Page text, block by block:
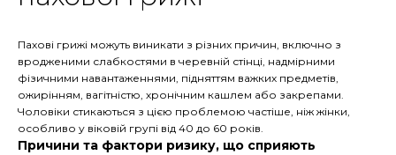
Пахові грижі можуть виникати з різних причин, включно з
вродженими слабкостями в черевній стінці, надмірними
фізичними навантаженнями, підняттям важких предметів,
ожирінням, вагітністю, хронічним кашлем або закрепами.
Чоловіки стикаються з цією проблемою частіше, ніж жінки,
особливо у віковій групі від 40 до 60 років.
Причини та фактори ризику, що сприяють